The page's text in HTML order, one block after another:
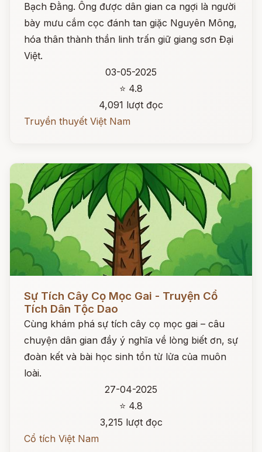
Bạch Đằng. Ông được dân gian ca ngợi là người
bày mưu cắm cọc đánh tan giặc Nguyên Mông,
hóa thân thành thần linh trấn giữ giang sơn Đại
Việt.
03-05-2025
⭐ 4.8
4,091 lượt đọc
Truyền thuyết Việt Nam
Sự Tích Cây Cọ Mọc Gai - Truyện Cổ
Tích Dân Tộc Dao
Cùng khám phá sự tích cây cọ mọc gai – câu
chuyện dân gian đầy ý nghĩa về lòng biết ơn, sự
đoàn kết và bài học sinh tồn từ lửa của muôn
loài.
27-04-2025
⭐ 4.8
3,215 lượt đọc
Cổ tích Việt Nam